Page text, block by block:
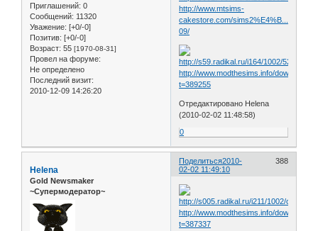
Приглашений: 0
Сообщений: 11320
Уважение: [+0/-0]
Позитив: [+0/-0]
Возраст: 55 [1970-08-31]
Провел на форуме:
Не определено
Последний визит:
2010-12-09 14:26:20
http://www.mtsims-
cakestore.com/
09/
http://www.modthesims.info/
t=389255
Отредактировано Helena
(2010-02-02 11:48:58)
0
Поделиться 388
2010-
02-02 11:49:10
Helena
Gold Newsmaker
~Супермодератор~
http://www.modthesims.info/
t=387337